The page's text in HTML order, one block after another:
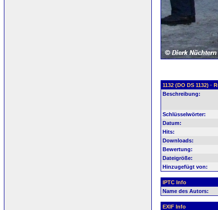
1132 (DO DS 1132) ·
Beschreibung:
Schlüsselwörter:
Datum:
Hits:
Downloads:
Bewertung:
Dateigröße:
Hinzugefügt von:
IPTC Info
Name des Autors:
EXIF Info